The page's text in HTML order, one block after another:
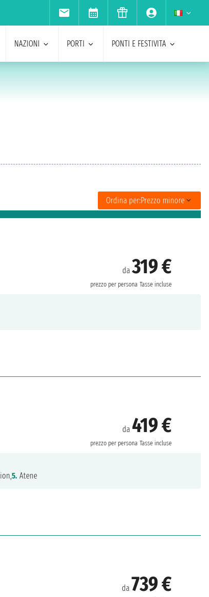
NAZIONI PORTI PONTI E FESTIVITA
Ordina per:Prezzo minore
da319 €
prezzo per persona Tasse incluse
da419 €
prezzo per persona Tasse incluse
5. Atene
da 739 €